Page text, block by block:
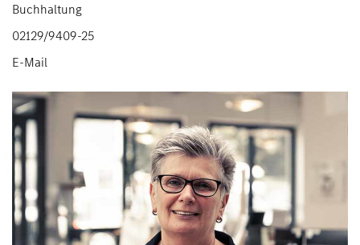
Buchhaltung
02129/9409-25
E-Mail